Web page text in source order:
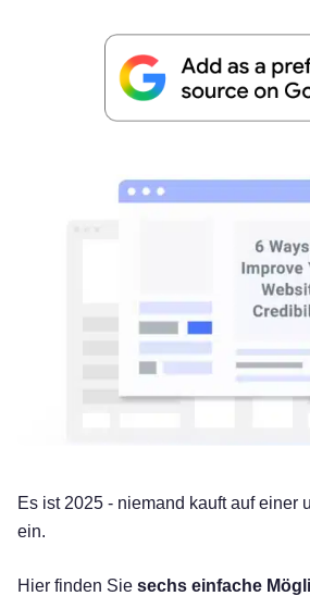
Es ist 2025 - niemand kauft auf einer
ein.
Hier finden Sie sechs einfache